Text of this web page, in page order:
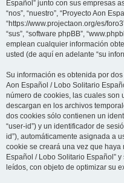
Español” junto con sus empresas
“nos”, “nuestro”, “Proyecto Aon
“https://www.projectaon.org/es/
“sus”, “software phpBB”,
emplean cualquier información
usted (de aquí en adelante “su
Su información es obtenida por
Aon Español / Lobo Solitario
número de cookies, las cuales son
descargan en los archivos
dos cookies sólo contienen un
“user-id”) y un identificador de
id”), automáticamente asignada a
cookie se creará una vez que haya
Español / Lobo Solitario Español”
leídos, con objeto de optimizar su